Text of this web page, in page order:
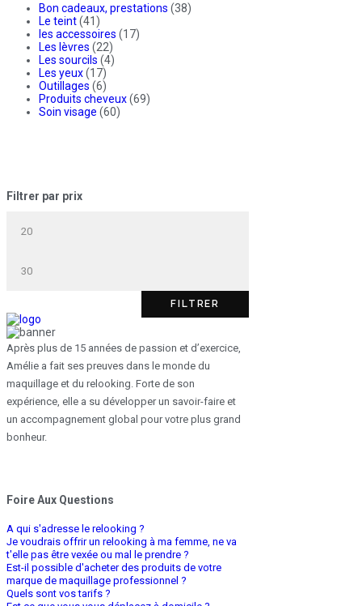
Bon cadeaux, prestations (38)
Le teint(41)
les accessoires (17)
Les lèvres (22)
Les sourcils (4)
Les yeux(17)
Outillages (6)
Produits cheveux(69)
Soin visage (60)
Filtrer par prix
FILTRER
Après plus de 15 années de passion et d’exercice,
Amélie a fait ses preuves dans le monde du
maquillage et du relooking. Forte de son
expérience, elle a su développer un savoir-faire et
un accompagnement global pour votre plus grand
bonheur.
Foire Aux Questions
A qui s'adresse le relooking ?
Je voudrais offrir un relooking à ma femme, ne va
t'elle pas être vexée ou mal le prendre ?
Est-il possible d'acheter des produits de votre
marque de maquillage professionnel ?
Quels sont vos tarifs ?